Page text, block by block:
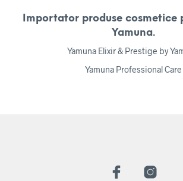
Importator produse cosmetice
Yamuna.
Yamuna Elixir & Prestige by
Yamuna Professional Care